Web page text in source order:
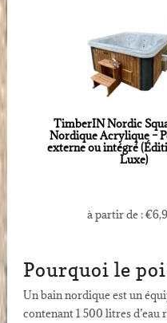
TimberIN Nordic
Nordique Acrylique –
externe ou intégré
Luxe)
à partir de :€
Pourquoi le
Un bain nordique est un
contenant 1 500 litres d’eau